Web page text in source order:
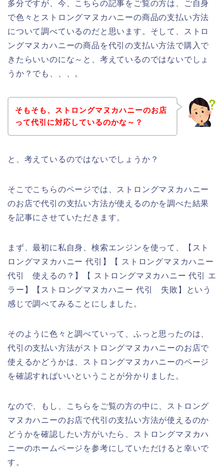
多分ですが、今、こちらの記事をご覧の方は、ご自身
で色々とストロングマヌカハニーの商品の支払い方法
について調べているのだと思います。そして、ストロ
ングマヌカハニーの商品を代引の支払い方法で購入で
きたらいいのにな～と、考えているのではないでしょ
うか？でも、、、。
そもそも、ストロングマヌカハニーのお店
って代引に対応しているのかな～？
と、考えているのではないでしょうか？
そこでこちらのページでは、ストロングマヌカハニー
のお店で代引の支払い方法が使えるのかを調べた結果
を記事にさせていただきます。
まず、最初に私自身、検索エンジンを使って、【スト
ロングマヌカハニー 代引】【 ストロングマヌカハニー
代引 使えるの？】【 ストロングマヌカハニー 代引 エ
ラー】【ストロングマヌカハニー 代引 失敗】という
感じで調べてみることにしました。
そのように色々と調べていって、ふっと思ったのは、
代引の支払い方法がストロングマヌカハニーのお店で
使えるかどうかは、ストロングマヌカハニーのページ
を確認すればいいということが分かりました。
なので、もし、こちらをご覧の方の中に、ストロング
マヌカハニーのお店で代引の支払い方法が使えるのか
どうかを確認したい方がいたら、ストロングマヌカハ
ニーのホームページを参考にしていただけると幸いで
す。